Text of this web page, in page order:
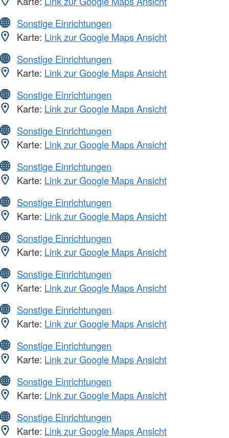
Sonstige Einrichtungen
Karte: Link zur Google Maps Ansicht
Sonstige Einrichtungen
Karte: Link zur Google Maps Ansicht
Sonstige Einrichtungen
Karte: Link zur Google Maps Ansicht
Sonstige Einrichtungen
Karte: Link zur Google Maps Ansicht
Sonstige Einrichtungen
Karte: Link zur Google Maps Ansicht
Sonstige Einrichtungen
Karte: Link zur Google Maps Ansicht
Sonstige Einrichtungen
Karte: Link zur Google Maps Ansicht
Sonstige Einrichtungen
Karte: Link zur Google Maps Ansicht
Sonstige Einrichtungen
Karte: Link zur Google Maps Ansicht
Sonstige Einrichtungen
Karte: Link zur Google Maps Ansicht
Sonstige Einrichtungen
Karte: Link zur Google Maps Ansicht
Sonstige Einrichtungen
Karte: Link zur Google Maps Ansicht